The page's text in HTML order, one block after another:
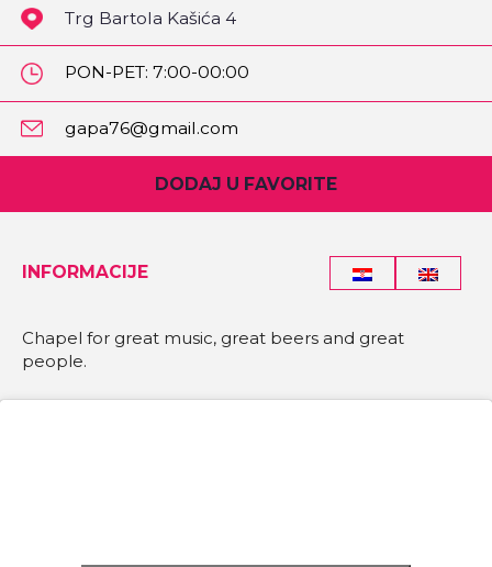
Trg Bartola Kašića 4
PON-PET: 7:00-00:00
SUB-NED: 8:00-00:00
gapa76@gmail.com
DODAJ U FAVORITE
INFORMACIJE
Chapel for great music, great beers and great
people.